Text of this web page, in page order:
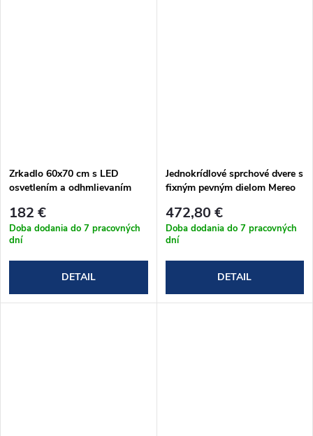
Zrkadlo 60x70 cm s LED
osvetlením a odhmlievaním
182 €
Doba dodania do 7 pracovných
dní
DETAIL
Jednokrídlové sprchové dvere s
fixným pevným dielom Mereo
472,80 €
Doba dodania do 7 pracovných
dní
DETAIL